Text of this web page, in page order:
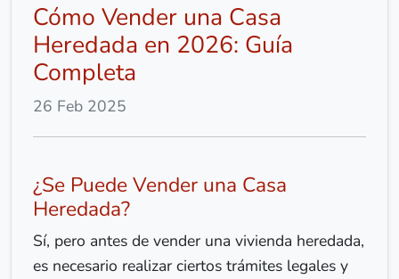
Cómo Vender una Casa
Heredada en 2026: Guía
Completa
26 Feb 2025
¿Se Puede Vender una Casa
Heredada?
Sí, pero antes de vender una vivienda heredada,
es necesario realizar ciertos trámites legales y